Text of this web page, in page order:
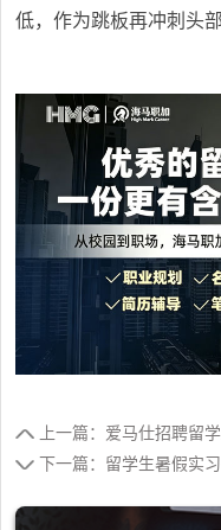
低，作为跳板再冲刺头
上一篇：爱马仕招聘留
下一篇：留学生暑假实